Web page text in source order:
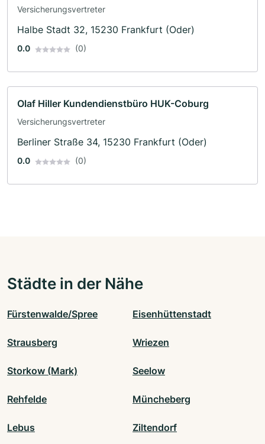
Versicherungsvertreter
Halbe Stadt 32, 15230 Frankfurt (Oder)
0.0 (0)
Olaf Hiller Kundendienstbüro HUK-Coburg
Versicherungsvertreter
Berliner Straße 34, 15230 Frankfurt (Oder)
0.0 (0)
Städte in der Nähe
Fürstenwalde/Spree Eisenhüttenstadt
Strausberg Wriezen
Storkow (Mark) Seelow
Rehfelde Müncheberg
Lebus Ziltendorf